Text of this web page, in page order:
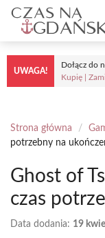
Przejdź
treści
UWAGA!
Dołącz do
Kupię |
Strona główna /
potrzebny na
Ghost of
czas
Data dodania: 19